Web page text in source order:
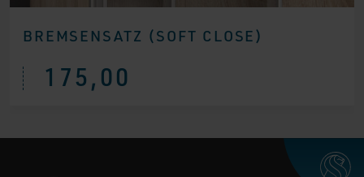
BREMSENSATZ (SOFT CLOSE)
175,00